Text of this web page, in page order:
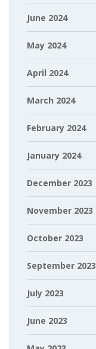
June 2024
May 2024
April 2024
March 2024
February 2024
January 2024
December 2023
November 2023
October 2023
September 2023
July 2023
June 2023